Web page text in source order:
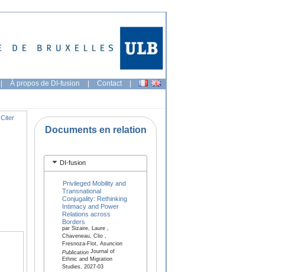
| À propos de DI-fusion | Contact |
Citer
Documents en relation
DI-fusion
Privileged Mobility and
Transnational
Conjugality: Rethinking
Intimacy and Power
Relations across
Borders
par Sizaire, Laure ,
Chaveneau, Clio ,
Fresnoza-Flot, Asuncion
PublicationJournal of
Ethnic and Migration
Studies, 2027-03